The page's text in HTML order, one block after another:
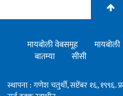
मायबोली वेबसमूह मायबोली
बातम्या
सीसी
स्थापना : गणेश चतुर्थी, सप्टेंबर १६, १९९६.